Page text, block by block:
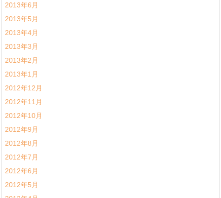
2013年6月
2013年5月
2013年4月
2013年3月
2013年2月
2013年1月
2012年12月
2012年11月
2012年10月
2012年9月
2012年8月
2012年7月
2012年6月
2012年5月